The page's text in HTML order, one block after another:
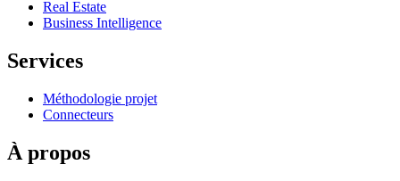
Real Estate
Business Intelligence
Services
Méthodologie projet
Connecteurs
À propos